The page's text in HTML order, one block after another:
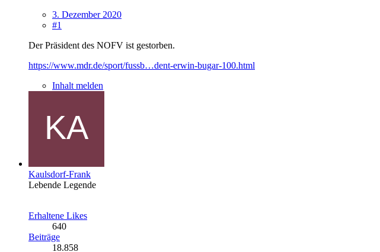
3. Dezember 2020
#1
Der Präsident des NOFV ist gestorben.
https://www.mdr.de/sport/fussb…dent-erwin-bugar-100.html
Inhalt melden
Kaulsdorf-Frank
Lebende Legende
Erhaltene Likes
640
Beiträge
18.858